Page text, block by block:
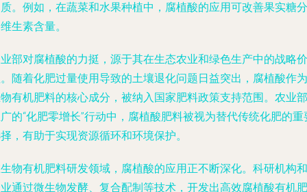
。例如，在蔬菜和水果种植中，腐植酸的应用可改善果实糖分
生素含量。
部对腐植酸的力挺，源于其在生态农业和绿色生产中的战略价
随着化肥过量使用导致的土壤退化问题日益突出，腐植酸作为
有机肥料的核心成分，被纳入国家肥料政策支持范围。农业部
的“化肥零增长”行动中，腐植酸肥料被视为替代传统化肥的重
，有助于实现资源循环和环境保护。
物有机肥料研发领域，腐植酸的应用正不断深化。科研机构和
通过微生物发酵、复合配制等技术，开发出高效腐植酸有机肥